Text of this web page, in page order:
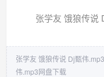
张学友 饿狼传说
张学友 饿狼传说 Dj甄伟
伟.mp3网盘下载